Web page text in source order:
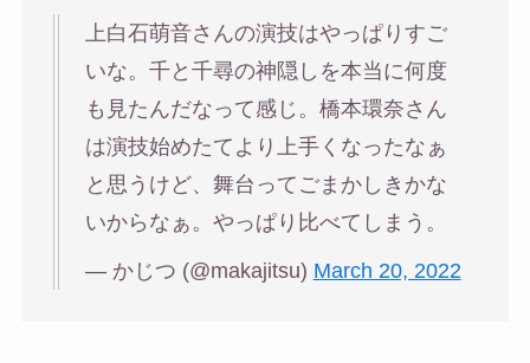
上白石萌音さんの演技はやっぱりすご
いな。千と千尋の神隠しを本当に何度
も見たんだなって感じ。橋本環奈さん
は演技始めたてより上手くなったなぁ
と思うけど、舞台ってごまかしきかな
いからなぁ。やっぱり比べてしまう。
— かじつ (@makajitsu) March 20, 2022